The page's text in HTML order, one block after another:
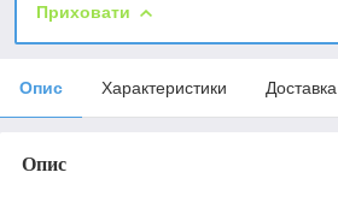
Приховати
Опис Характеристики Доставка
Опис